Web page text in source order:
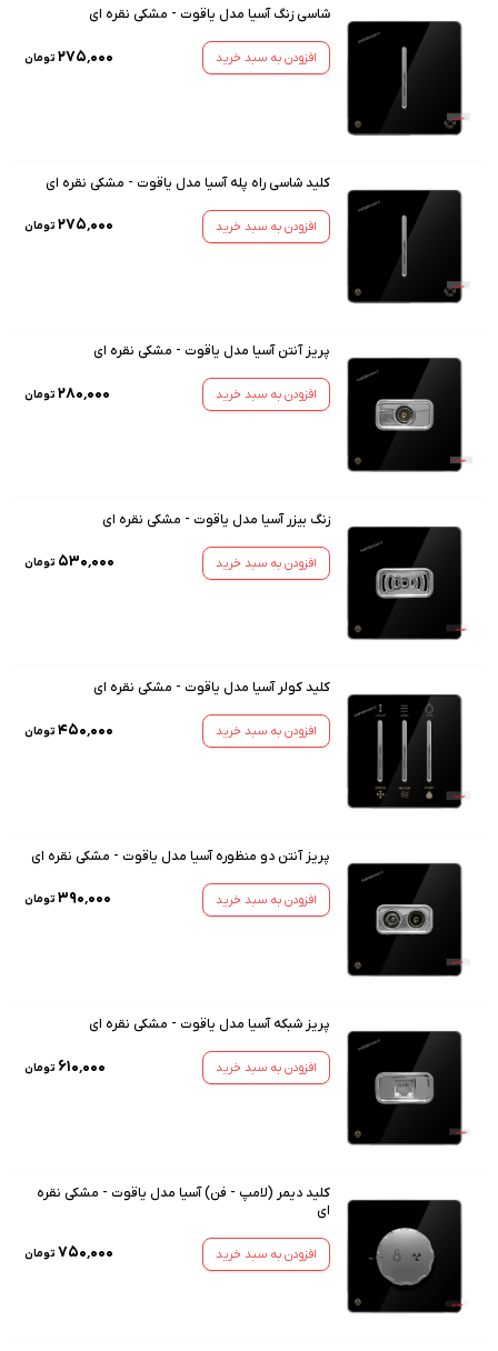
شاسی زنگ آسیا مدل یاقوت - مشکی نقره ای
افزودن به سبد خرید ۲۷۵٬۰۰۰ تومان
کلید شاسی راه پله آسیا مدل یاقوت - مشکی نقره ای
افزودن به سبد خرید ۲۷۵٬۰۰۰ تومان
پریز آنتن آسیا مدل یاقوت - مشکی نقره ای
افزودن به سبد خرید ۲۸۰٬۰۰۰ تومان
زنگ بیزر آسیا مدل یاقوت - مشکی نقره ای
افزودن به سبد خرید ۵۳۰٬۰۰۰ تومان
کلید کولر آسیا مدل یاقوت - مشکی نقره ای
افزودن به سبد خرید ۴۵۰٬۰۰۰ تومان
پریز آنتن دو منظوره آسیا مدل یاقوت - مشکی نقره ای
افزودن به سبد خرید ۳۹۰٬۰۰۰ تومان
پریز شبکه آسیا مدل یاقوت - مشکی نقره ای
افزودن به سبد خرید ۶۱۰٬۰۰۰ تومان
کلید دیمر (لامپ - فن) آسیا مدل یاقوت - مشکی نقره
ای
افزودن به سبد خرید ۷۵۰٬۰۰۰ تومان